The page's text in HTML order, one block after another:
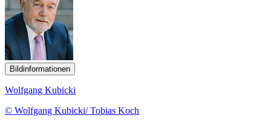
Bildinformationen
Wolfgang Kubicki
© Wolfgang Kubicki/ Tobias Koch